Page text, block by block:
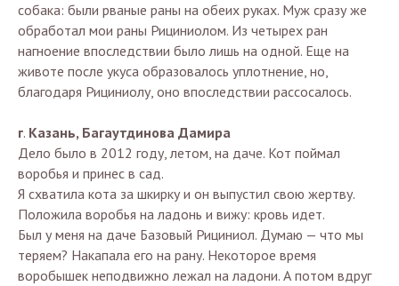
собака: были рваные раны на обеих руках. Муж сразу же
обработал мои раны Рициниолом. Из четырех ран
нагноение впоследствии было лишь на одной. Еще на
животе после укуса образовалось уплотнение, но,
благодаря Рициниолу, оно впоследствии рассосалось.
г. Казань, Багаутдинова Дамира
Дело было в 2012 году, летом, на даче. Кот поймал
воробья и принес в сад.
Я схватила кота за шкирку и он выпустил свою жертву.
Положила воробья на ладонь и вижу: кровь идет.
Был у меня на даче Базовый Рициниол. Думаю — что мы
теряем? Накапала его на рану. Некоторое время
воробышек неподвижно лежал на ладони. А потом вдруг